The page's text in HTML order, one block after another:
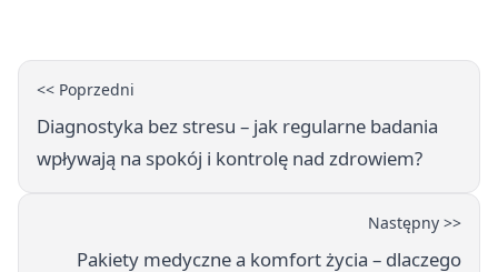
<< Poprzedni
Diagnostyka bez stresu – jak regularne badania
wpływają na spokój i kontrolę nad zdrowiem?
Następny >>
Pakiety medyczne a komfort życia – dlaczego